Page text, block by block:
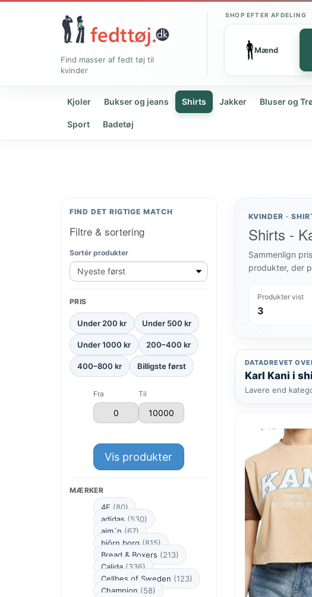
Find masser af fedt tøj til
kvinder
SHOP EFTER AFDELING
Mænd
Kjoler Bukser og jeans Shirts Jakker Bluser og
Sport Badetøj
FIND DET RIGTIGE MATCH
Filtre & sortering
Sortér produkter
PRIS
Under 200 kr Under 500 kr
Under 1000 kr 200–400 kr
400–800 kr Billigste først
Fra Til
Vis produkter
MÆRKER
4F (80)
adidas (530)
aim´n (67)
björn borg (815)
Bread & Boxers (213)
Calida (336)
Cellbes of Sweden (123)
Champion (58)
KVINDER ·
Shirts -
Sammenlign
produkter, der
Produkter vist
3
DATADREVET
Karl Kani i
Lavere end